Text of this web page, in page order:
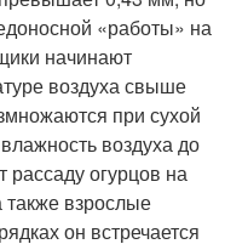
«работы» на
начинают
воздуха свыше
при сухой
воздуха до
рассаду огурцов на
также взрослые
он встречается